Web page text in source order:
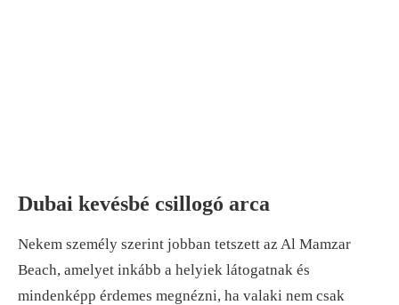
Dubai kevésbé csillogó arca
Nekem személy szerint jobban tetszett az Al Mamzar
Beach, amelyet inkább a helyiek látogatnak és
mindenképp érdemes megnézni, ha valaki nem csak